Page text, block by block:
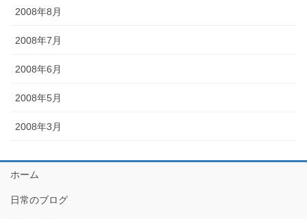
2008年8月
2008年7月
2008年6月
2008年5月
2008年3月
ホーム
日常のブログ